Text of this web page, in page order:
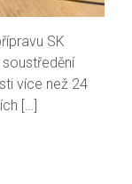
SK
více než 24
[…]